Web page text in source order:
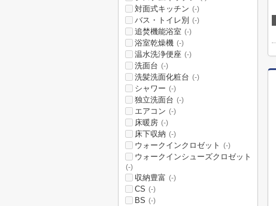
対面式キッチン (-)
バス・トイレ別 (-)
追焚機能浴室 (-)
浴室乾燥機 (-)
温水洗浄便座 (-)
洗面台 (-)
洗髪洗面化粧台 (-)
シャワー (-)
独立洗面台 (-)
エアコン (-)
床暖房 (-)
床下収納 (-)
ウォークインクロゼット (-)
ウォークインシューズクロゼット
(-)
収納豊富 (-)
CS (-)
BS (-)